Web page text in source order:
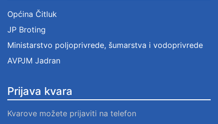
Općina Čitluk
JP Broting
Ministarstvo poljoprivrede, šumarstva i vodoprivrede
AVPJM Jadran
Prijava kvara
Kvarove možete prijaviti na telefon